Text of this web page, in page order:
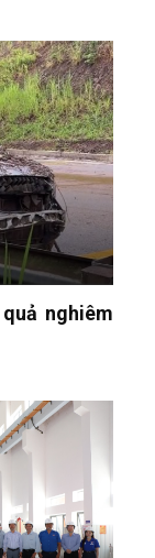
nghiêm